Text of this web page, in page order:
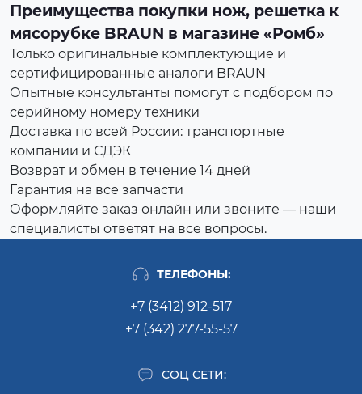
Преимущества покупки нож, решетка к
мясорубке BRAUN в магазине «Ромб»
Только оригинальные комплектующие и
сертифицированные аналоги BRAUN
Опытные консультанты помогут с подбором по
серийному номеру техники
Доставка по всей России: транспортные
компании и СДЭК
Возврат и обмен в течение 14 дней
Гарантия на все запчасти
Оформляйте заказ онлайн или звоните — наши
специалисты ответят на все вопросы.
ТЕЛЕФОНЫ:
+7 (3412) 912-517
+7 (342) 277-55-57
СОЦ СЕТИ: